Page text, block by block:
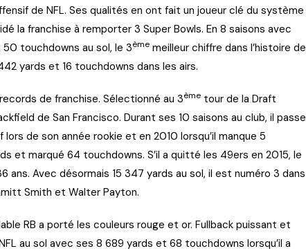
de NFL. Ses qualités en ont fait un joueur clé du système
la franchise à remporter 3 Super Bowls. En 8 saisons avec
touchdowns au sol, le 3ème meilleur chiffre dans l’histoire de
yards et 16 touchdowns dans les airs.
de franchise. Sélectionné au 3ème tour de la Draft
de San Francisco. Durant ses 10 saisons au club, il passe
de son année rookie et en 2010 lorsqu’il manque 5
et marqué 64 touchdowns. S’il a quitté les 49ers en 2015, le
ans. Avec désormais 15 347 yards au sol, il est numéro 3 dans
Smith et Walter Payton.
RB a porté les couleurs rouge et or. Fullback puissant et
au sol avec ses 8 689 yards et 68 touchdowns lorsqu’il a